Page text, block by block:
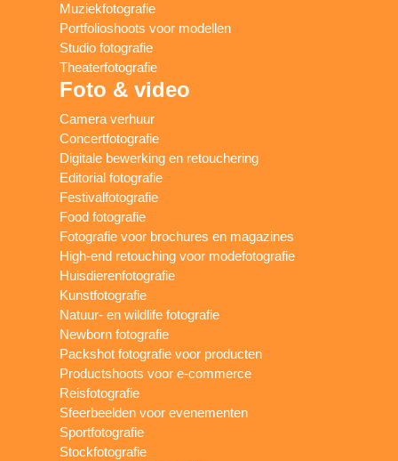
Muziekfotografie
Portfolioshoots voor modellen
Studio fotografie
Theaterfotografie
Foto & video
Camera verhuur
Concertfotografie
Digitale bewerking en retouchering
Editorial fotografie
Festivalfotografie
Food fotografie
Fotografie voor brochures en magazines
High-end retouching voor modefotografie
Huisdierenfotografie
Kunstfotografie
Natuur- en wildlife fotografie
Newborn fotografie
Packshot fotografie voor producten
Productshoots voor e-commerce
Reisfotografie
Sfeerbeelden voor evenementen
Sportfotografie
Stockfotografie